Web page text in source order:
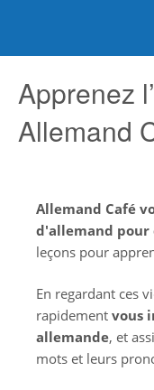
Apprenez
Allemand
Allemand Café
d'allemand pour
leçons pour
En regardant ces
rapidement vous
allemande, et
mots et leurs